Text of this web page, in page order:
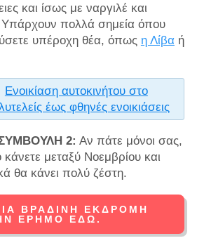
και ίσως με ναργιλέ και
Υπάρχουν πολλά σημεία όπου
υπέροχη θέα, όπως η Λίβαή
Ενοικίαση αυτοκινήτου στο
έως φθηνές ενοικιάσεις
2: Αν πάτε μόνοι σας,
μεταξύ Νοεμβρίου και
θα κάνει πολύ ζέστη.
ΒΡΑΔΙΝΉ ΕΚΔΡΟΜΉ
ΈΡΗΜΟ ΕΔΏ.